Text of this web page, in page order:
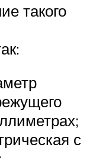
такого
с